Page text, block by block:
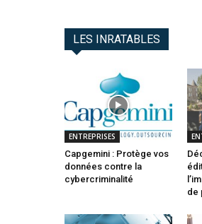
LES INRATABLES
ENTREPRISES
Capgemini : Protège vos
données contre la
cybercriminalité
de